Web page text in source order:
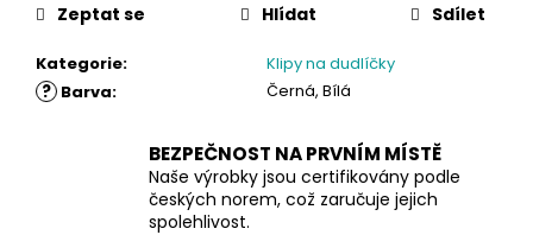
Kategorie: Klipy na dudlíčky
? Barva: Černá, Bílá
Zeptat se Hlídat Sdílet
BEZPEČNOST NA PRVNÍM MÍSTĚ
Naše výrobky jsou certifikovány podle
českých norem, což zaručuje jejich
spolehlivost.